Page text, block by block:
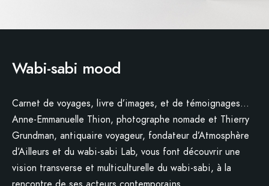
Wabi-sabi mood
Carnet de voyages, livre d’images, et de témoignages…
Anne-Emmanuelle Thion, photographe nomade et Thierry
Grundman, antiquaire voyageur, fondateur d’Atmosphère
d’Ailleurs et du wabi-sabi Lab, vous font découvrir une
vision transverse et multiculturelle du wabi-sabi, à la